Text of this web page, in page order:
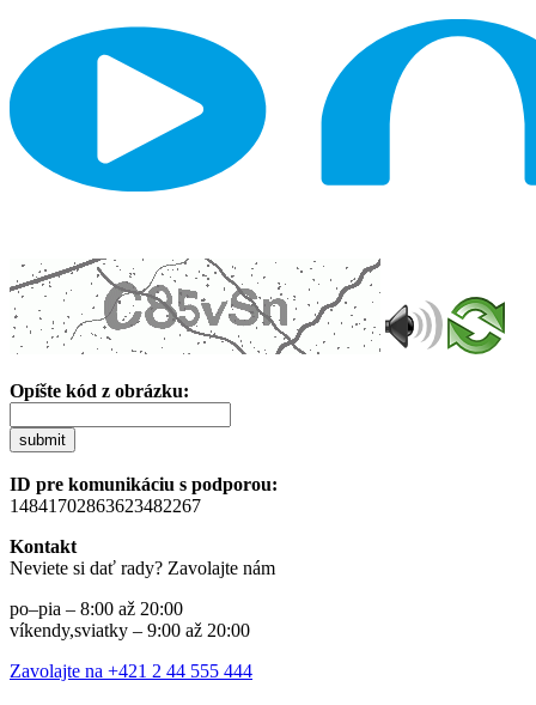
Opíšte kód z obrázku:
submit
ID pre komunikáciu s podporou:
14841702863623482267
Kontakt
Neviete si dať rady? Zavolajte nám
po–pia – 8:00 až 20:00
víkendy,sviatky – 9:00 až 20:00
Zavolajte na +421 2 44 555 444